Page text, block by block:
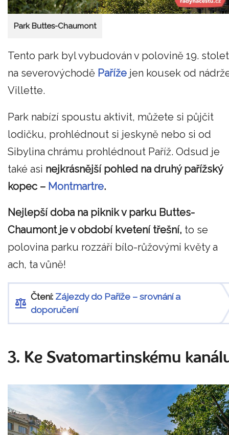
Park Buttes-Chaumont
Tento park byl vybudován v polovině 19.
na severovýchodě Paříže jen kousek od
Villette.
Park nabízí spoustu aktivit, můžete si půjčit
lodičku, prohlédnout si jeskyně nebo si od
Sibylina chrámu prohlédnout Paříž. Odsud je
také asi nejkrásnější pohled na druhý pařížský
kopec – Montmartre.
Nejlepší doba na piknik v parku Buttes-
Chaumont je v období kvetení třešní, to se
polovina parku rozzáří bílo-růžovými květy a
ach, ta vůně!
Čtení: Zájezdy do Paříže – srovnání a
doporučení
3. Ke Svatomartinskému